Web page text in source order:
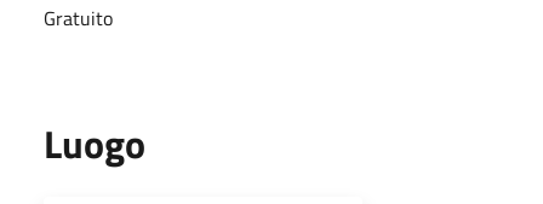
Gratuito
Luogo